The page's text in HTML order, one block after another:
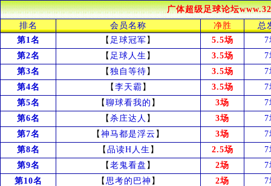
广体超级足球论坛
排名
会员名称 净胜
总
第1名
【 足球冠军 】 5.5场
第2名
【 足球人生 】 3.5场
第3名
【 独自等待 】 3.5场
第4名
【 李天霸 】 3.5场
第5名
【 聊球看我的 】 3场
第6名
【 杀庄达人 】 3场
第7名
【 神马都是浮云 】 3场
第8名
【 品读H人生 】 2.5场
第9名
【 老鬼看盘 】 2场
第10名
【 思考的巴神 】 2场